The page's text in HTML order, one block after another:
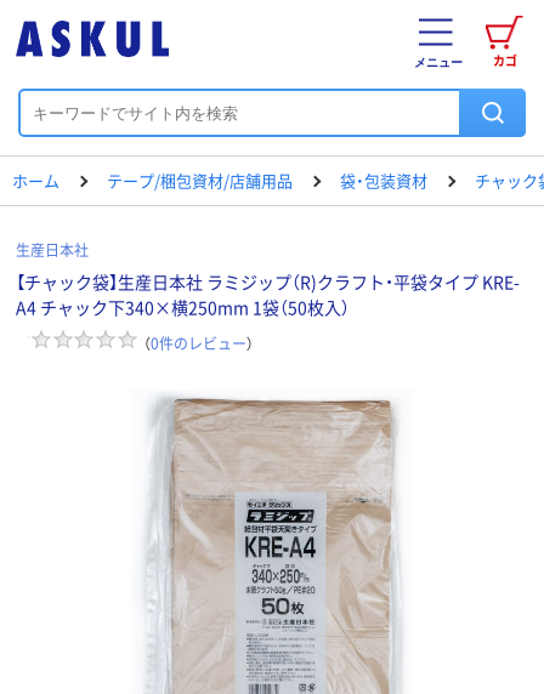
カゴ
メニュー
ホーム テープ/梱包資材/店舗用品 袋・包装資材 チャック
生産日本社
【チャック袋】生産日本社 ラミジップ（R)クラフト・平袋タイプ KRE-
A4 チャック下340×横250mm 1袋（50枚入）
（0件のレビュー）